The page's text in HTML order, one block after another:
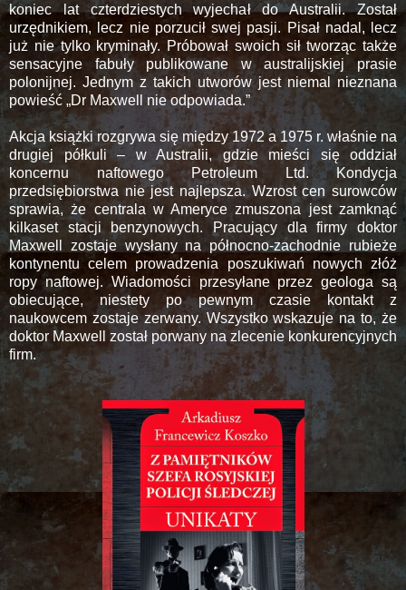
koniec lat czterdziestych wyjechał do Australii. Został
urzędnikiem, lecz nie porzucił swej pasji. Pisał nadal, lecz
już nie tylko kryminały. Próbował swoich sił tworząc także
sensacyjne fabuły publikowane w australijskiej prasie
polonijnej. Jednym z takich utworów jest niemal nieznana
powieść „Dr Maxwell nie odpowiada.”
Akcja książki rozgrywa się między1972 a1975 r. właśnie na
drugiej półkuli – w Australii, gdzie mieści się oddział
koncernu naftowego Petroleum Ltd. Kondycja
przedsiębiorstwa nie jest najlepsza. Wzrost cen surowców
sprawia, że centrala w Ameryce zmuszona jest zamknąć
kilkaset stacji benzynowych. Pracujący dla firmy doktor
Maxwell zostaje wysłany na północno-zachodnie rubieże
kontynentu celem prowadzenia poszukiwań nowych złóż
ropy naftowej. Wiadomości przesyłane przez geologa są
obiecujące, niestety po pewnym czasie kontakt z
naukowcem zostaje zerwany. Wszystko wskazuje na to, że
doktor Maxwell został porwany na zlecenie konkurencyjnych
firm.